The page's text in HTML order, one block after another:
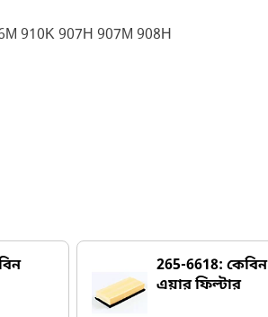
910K 907H 907M 908H
265-6618: কেবিন
এয়ার ফিল্টার